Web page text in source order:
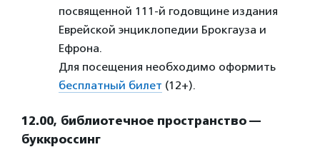
посвященной 111-й годовщине издания
Еврейской энциклопедии Брокгауза и
Ефрона.
Для посещения необходимо оформить
бесплатный билет (12+).
12.00, библиотечное пространство —
буккроссинг